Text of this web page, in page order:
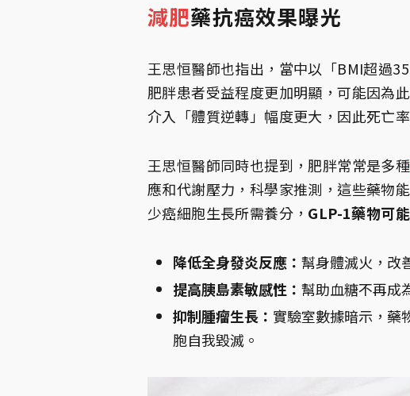
減肥藥抗癌效果曝光
王思恒醫師也指出，當中以「BMI超過
肥胖患者受益程度更加明顯，可能因為
介入「體質逆轉」幅度更大，因此死亡
王思恒醫師同時也提到，肥胖常常是多種
應和代謝壓力，科學家推測，這些藥物
少癌細胞生長所需養分， GLP-1藥物可
降低全身發炎反應： 幫身體滅火，改
提高胰島素敏感性： 幫助血糖不再成
抑制腫瘤生長： 實驗室數據暗示，藥
胞自我毀滅。